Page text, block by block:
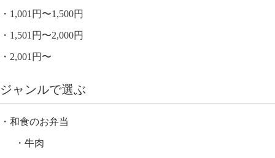
1,001円〜1,500円
1,501円〜2,000円
2,001円〜
ジャンルで選ぶ
和食のお弁当
牛肉